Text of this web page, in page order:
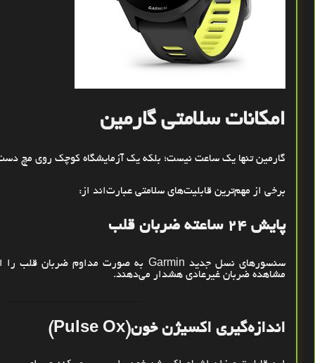
امکانات سلامتی گارمین
گارمین تنها یک ساعت نیست؛ بلکه یک آزمایشگاه کوچک روی مچ
برخی از مهم‌ترین قابلیت‌های سلامتی عبارت‌اند از :
پایش ۲۴ ساعته ضربان قلب
سنسورهای نسل جدید Garmin به صورت مداوم ضربان قلب را
مشاهده ضربان غیرعادی هشدار می‌دهند.
اندازه‌گیری اکسیژن خون(Pulse Ox)